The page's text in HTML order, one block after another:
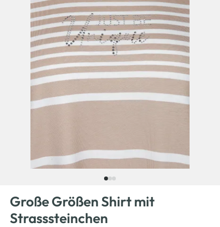
Große Größen Shirt mit
Strasssteinchen